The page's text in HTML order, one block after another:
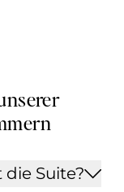
Suite?